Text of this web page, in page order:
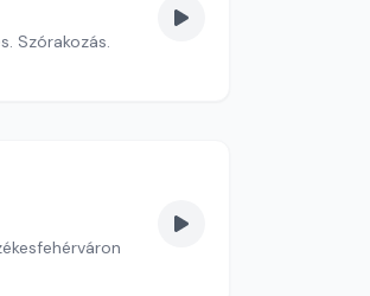
Szórakozás.